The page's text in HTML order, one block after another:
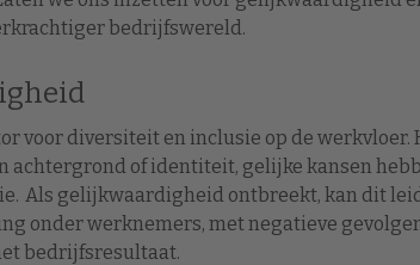
bedrijfswereld.
voor diversiteit en inclusie op de werkvloer.
achtergrond of identiteit, gelijke kansen
Als gelijkwaardigheid ontbreekt, kan dit
onder werknemers, met negatieve
bedrijfsresultaat.